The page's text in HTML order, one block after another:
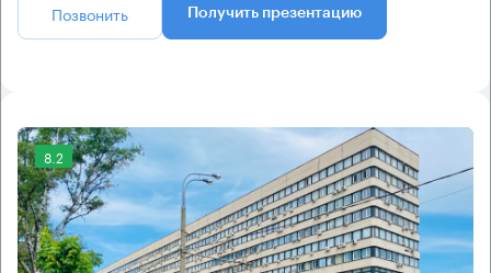
Позвонить Получить презентацию
8.2